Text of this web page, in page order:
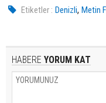
Etiketler : Denizli,Metin
HABERE YORUM KAT